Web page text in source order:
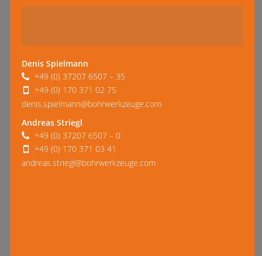
Denis Spielmann
+49 (0) 37207 6507 – 35
+49 (0) 170 371 02 75
denis.spielmann@bohrwerkzeuge.com
Andreas Striegl
+49 (0) 37207 6507 – 0
+49 (0) 170 371 03 41
andreas.striegl@bohrwerkzeuge.com